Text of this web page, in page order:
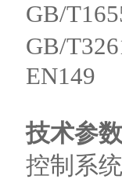
GB/
GB/
EN149
技术参数
控制系